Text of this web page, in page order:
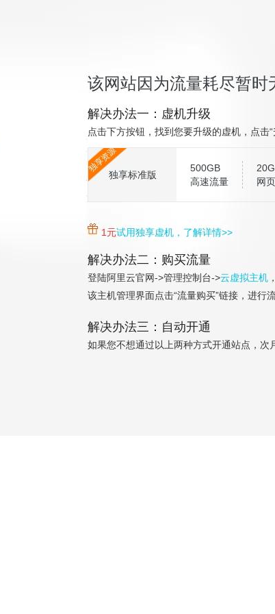
该网站因为流量耗尽暂时
解决办法一：虚机升级
点击下方按钮，找到您要升级的虚机，点击
独享资源
独享标准版
500GB
高速流量
网
1元试用独享虚机，了解详情>>
解决办法二：购买流量
登陆阿里云官网->管理控制台->云虚拟主机
该主机管理界面点击“流量购买”链接，进行
解决办法三：自动开通
如果您不想通过以上两种方式开通站点，次